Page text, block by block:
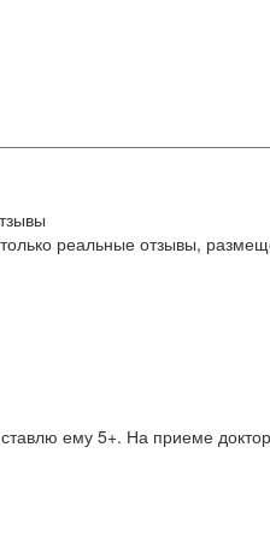
реальные отзывы,
ему 5+. На приеме